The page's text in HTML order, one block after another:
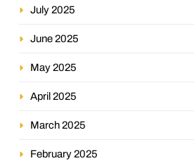
July 2025
June 2025
May 2025
April 2025
March 2025
February 2025